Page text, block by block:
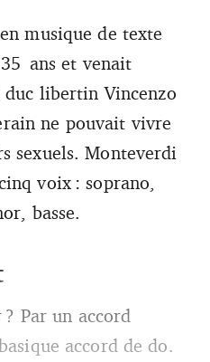
musique de texte
ans et venait
duc libertin Vincenzo
ne pouvait vivre
sexuels. Monteverdi
voix : soprano,
basse.
Par un accord
accord de do.